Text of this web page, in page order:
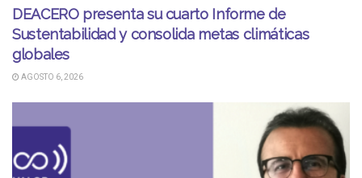
DEACERO presenta su cuarto Informe de
Sustentabilidad y consolida metas climáticas
globales
AGOSTO 6, 2026